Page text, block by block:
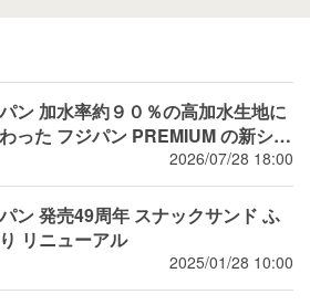
ン 加水率約９０％の高加水生地に
った フジパン PREMIUM の新シリ
rich（うるおいりっち）うるおい
サンド ブルーベリー 8月新発売
2026/07/28 18:00
ン 発売49周年 スナックサンド ふ
リニューアル
2025/01/28 10:00